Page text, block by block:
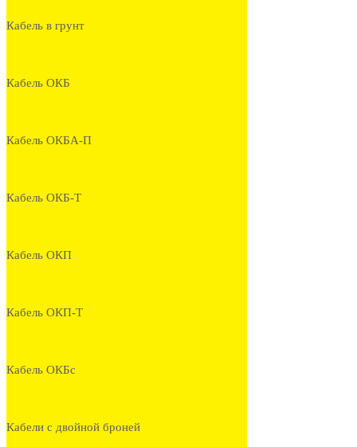
Кабель в грунт
Кабель ОКБ
Кабель ОКБА-П
Кабель ОКБ-Т
Кабель ОКП
Кабель ОКП-Т
Кабель ОКБс
Кабели с двойной броней